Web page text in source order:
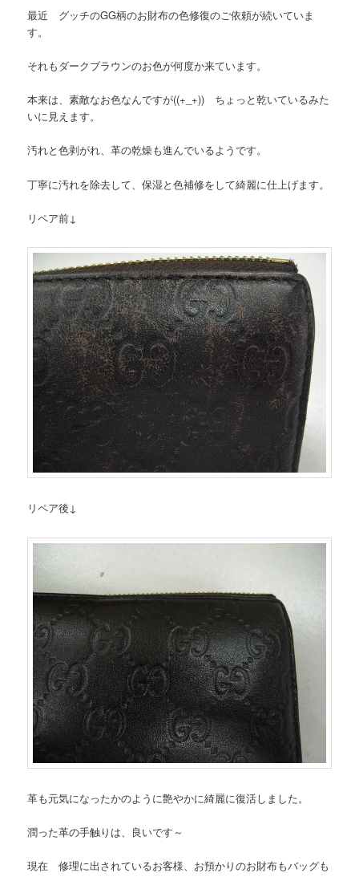
最近 グッチのGG柄のお財布の色修復のご依頼が続いていま
す。
それもダークブラウンのお色が何度か来ています。
本来は、素敵なお色なんですが((+_+)) ちょっと乾いているみた
いに見えます。
汚れと色剥がれ、革の乾燥も進んでいるようです。
丁寧に汚れを除去して、保湿と色補修をして綺麗に仕上げます。
リペア前↓
リペア後↓
革も元気になったかのように艶やかに綺麗に復活しました。
潤った革の手触りは、良いです～
現在 修理に出されているお客様、お預かりのお財布もバッグも